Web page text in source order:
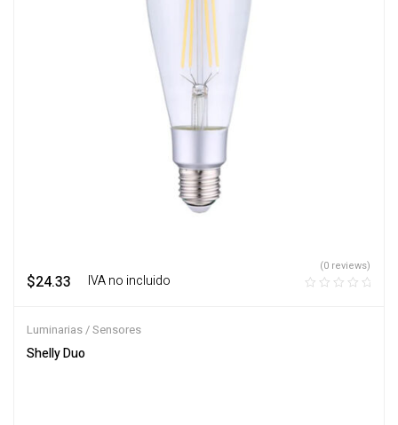
$24.33 ‎ ‎ ‎ IVA no incluido
(0 reviews)
Luminarias / Sensores
Shelly Duo